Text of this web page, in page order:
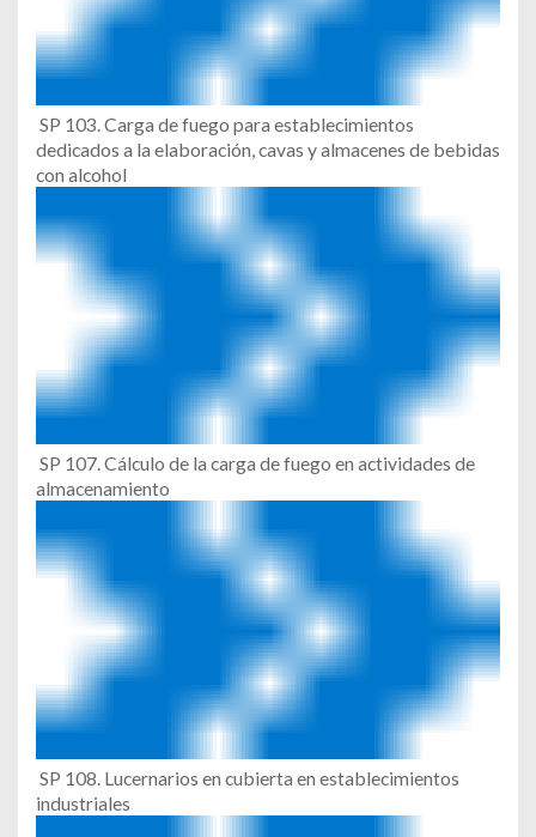
SP 103. Carga de fuego para establecimientos
dedicados a la elaboración, cavas y almacenes de bebidas
con alcohol
SP 107. Cálculo de la carga de fuego en actividades de
almacenamiento
SP 108. Lucernarios en cubierta en establecimientos
industriales